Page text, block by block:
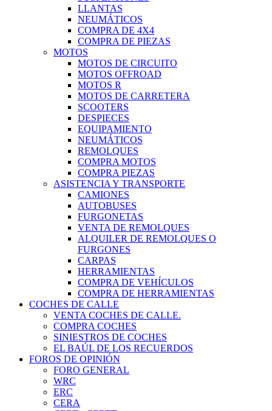
LLANTAS
NEUMÁTICOS
COMPRA DE 4X4
COMPRA DE PIEZAS
MOTOS
MOTOS DE CIRCUITO
MOTOS OFFROAD
MOTOS R
MOTOS DE CARRETERA
SCOOTERS
DESPIECES
EQUIPAMIENTO
NEUMÁTICOS
REMOLQUES
COMPRA MOTOS
COMPRA PIEZAS
ASISTENCIA Y TRANSPORTE
CAMIONES
AUTOBUSES
FURGONETAS
VENTA DE REMOLQUES
ALQUILER DE REMOLQUES O
FURGONES
CARPAS
HERRAMIENTAS
COMPRA DE VEHÍCULOS
COMPRA DE HERRAMIENTAS
COCHES DE CALLE
VENTA COCHES DE CALLE.
COMPRA COCHES
SINIESTROS DE COCHES
EL BAÚL DE LOS RECUERDOS
FOROS DE OPINIÓN
FORO GENERAL
WRC
ERC
CERA